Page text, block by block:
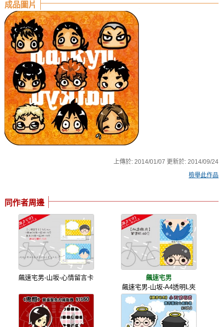
成品圖片
上傳於:2014/01/07 更新於:2014/09/24
檢舉此作品
同作者周邊
飆速宅男-山坂-心情留言卡
飆速宅男
飆速宅男-山坂-A4透明L夾